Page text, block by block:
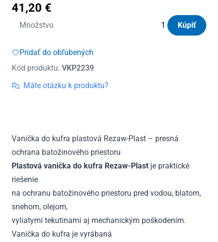
41,20 €
Množstvo
množstvo
do
plastová
Mercedes
(nesklad.
zad.
sedadlo)2007
-
Kúpiť
Pridať do obľúbených
Kód produktu: VKP2239
Máte otázku k produktu?
Vanička do kufra plastová Rezaw-Plast – presná
ochrana batožinového priestoru
Plastová vanička do kufra Rezaw-Plast je praktické
riešenie
na ochranu batožinového priestoru pred vodou, blatom,
snehom, olejom,
vyliatymi tekutinami aj mechanickým poškodením.
Vanička do kufra je vyrábaná